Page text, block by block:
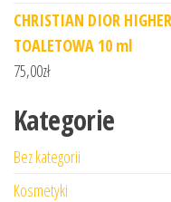
CHRISTIAN DIOR
TOALETOWA 10 ml
75,00zł
Kategorie
Bez kategorii
Kosmetyki